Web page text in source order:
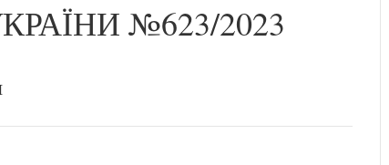
№623/2023